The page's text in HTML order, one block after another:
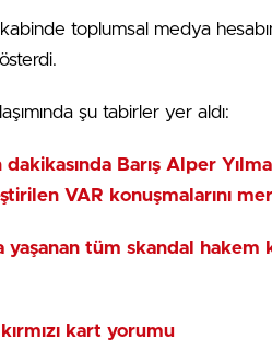
toplumsal medya
şu tabirler yer aldı:
dakikasında Barış Alper
VAR konuşmalarını
tüm skandal hakem
kart yorumu